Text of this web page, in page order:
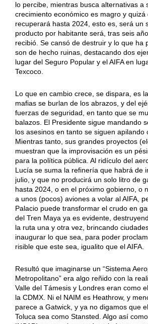
lo percibe, mientras busca alternativas a
crecimiento económico es magro y quizá
recuperará hasta 2024, esto es, será un
producto por habitante será, tras seis
recibió. Se cansó de destruir y lo que ha
son de hecho ruinas, destacando dos
lugar del Seguro Popular y el AIFA en
Texcoco.
Lo que en cambio crece, se dispara, es
mafias se burlan de los abrazos, y del
fuerzas de seguridad, en tanto que se
balazos. El Presidente sigue mandando
los asesinos en tanto se siguen apilando
Mientras tanto, sus grandes proyectos
muestran que la improvisación es un
para la política pública. Al ridículo del
Lucía se suma la refinería que habrá de
julio, y que no producirá un solo litro de
hasta 2024, o en el próximo gobierno, o
a unos (pocos) aviones a volar al AIFA,
Palacio puede transformar el crudo en
del Tren Maya ya es evidente,
la ruta una y otra vez, brincando
inaugurar lo que sea, para poder
risible que este sea, igualito que el AIFA.
Resultó que imaginarse un “Sistema
Metropolitano” era algo reñido con la
Valle del Támesis y Londres eran como
la CDMX. Ni el NAIM es Heathrow, y
parece a Gatwick, y ya no digamos que
Toluca sea como Stansted. Algo así